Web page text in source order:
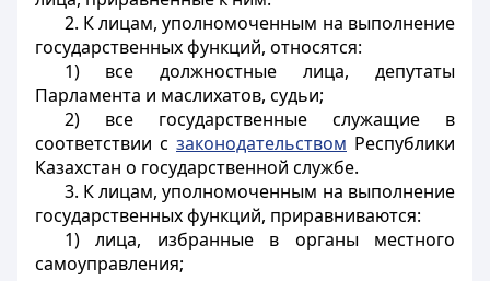
2. К лицам, уполномоченным на выполнение
государственных функций, относятся:
1) все должностные лица, депутаты
Парламента и маслихатов, судьи;
2) все государственные служащие в
соответствии с законодательством Республики
Казахстан о государственной службе.
3. К лицам, уполномоченным на выполнение
государственных функций, приравниваются:
1) лица, избранные в органы местного
самоуправления;